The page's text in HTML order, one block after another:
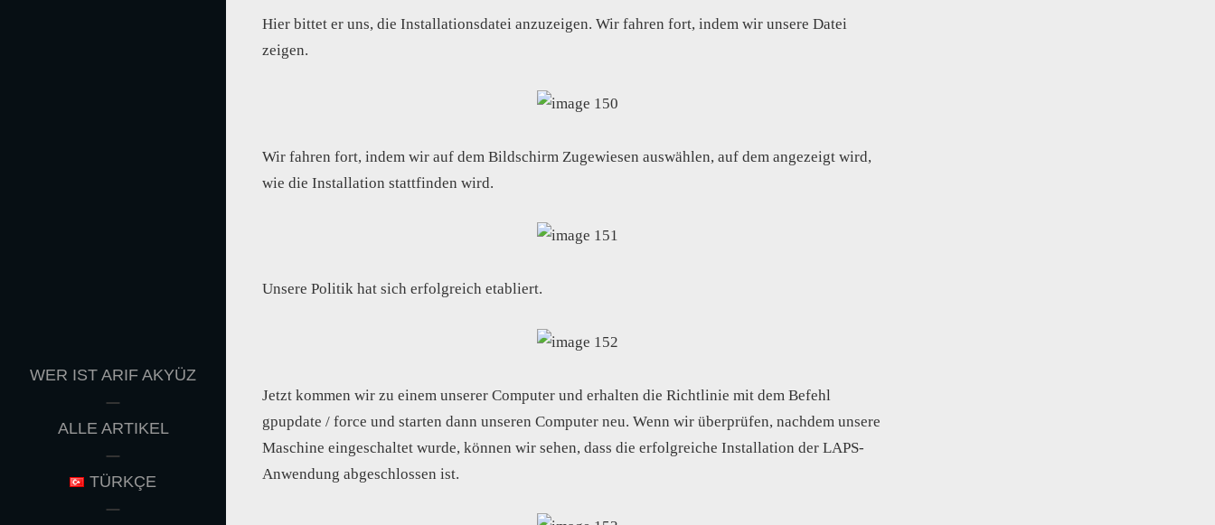
WER IST ARIF AKYÜZ
ALLE ARTIKEL
TÜRKÇE
Hier bittet er uns, die Installationsdatei anzuzeigen. Wir fahren fort, indem wir unsere Datei
zeigen.
Wir fahren fort, indem wir auf dem Bildschirm Zugewiesen auswählen, auf dem angezeigt wird,
wie die Installation stattfinden wird.
Unsere Politik hat sich erfolgreich etabliert.
Jetzt kommen wir zu einem unserer Computer und erhalten die Richtlinie mit dem Befehl
gpupdate / force und starten dann unseren Computer neu. Wenn wir überprüfen, nachdem unsere
Maschine eingeschaltet wurde, können wir sehen, dass die erfolgreiche Installation der LAPS-
Anwendung abgeschlossen ist.